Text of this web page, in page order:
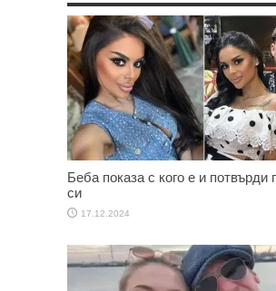
Беба показа с кого е и потвърди
си
17.12.2024